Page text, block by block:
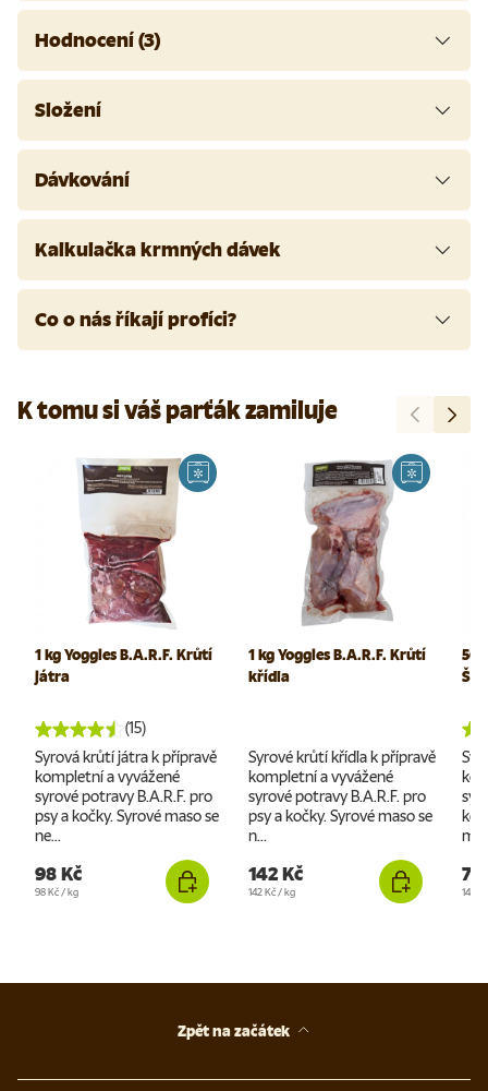
Hodnocení (3)
Složení
Dávkování
Kalkulačka krmných dávek
Co o nás říkají profíci?
K tomu si váš parťák zamiluje Předchozí
Další
1 kg Yoggies B.A.R.F. Krůtí
játra
(15)
Syrová krůtí játra k přípravě
kompletní a vyvážené
syrové potravy B.A.R.F. pro
psy a kočky. Syrové maso se
ne...
98 Kč
Cena za jednotku
98 Kč /kg
1 kg Yoggies B.A.R.F. Krůtí
křídla
Syrové krůtí křídla k přípravě
kompletní a vyvážené
syrové potravy B.A.R.F. pro
psy a kočky. Syrové maso se
n...
142 Kč
Cena za jednotku
142 Kč /kg
72
Cena
144
Zpět na začátek